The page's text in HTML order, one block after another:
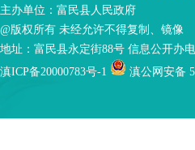
主办单位：富民县人民政府
@版权所有 未经允许不得复制、镜像
地址：富民县永定街88号 信息公开办
滇ICP备20000783号-1
滇公网安备